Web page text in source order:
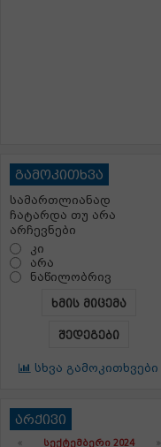
გამოკითხვა
სამართლიანად
ჩატარდა თუ არა
არჩევნები
კი
არა
ნაწილობრივ
ხმის მიცემა
შედეგები
სხვა გამოკითხვები
არქივი
« ᲡᲔᲥᲢᲔᲛᲑᲔᲠᲘ 2024 »